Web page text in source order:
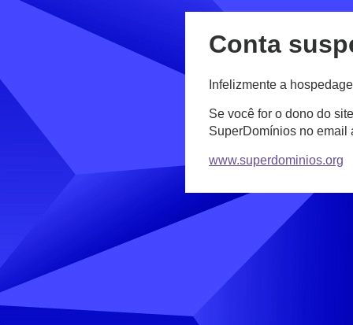
Conta
Infelizmente a
Se você for o dono do
SuperDomínios no email
www.superdominios.org